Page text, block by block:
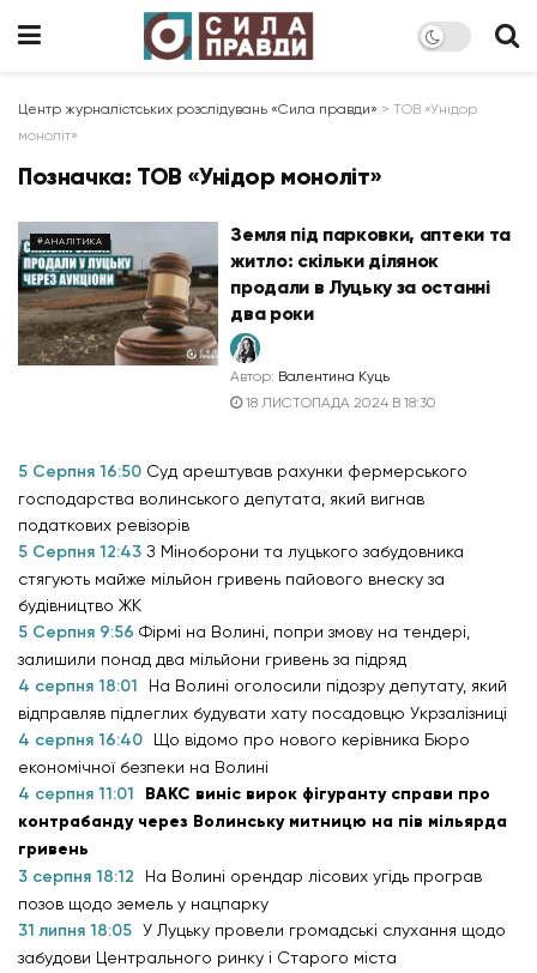
Центр журналістських розслідувань «Сила правди» > ТОВ «Унідор
моноліт»
Позначка: ТОВ «Унідор моноліт»
#АНАЛІТИКА
Земля під парковки, аптеки та
житло: скільки ділянок
продали в Луцьку за останні
два роки
Автор: Валентина Куць
18 ЛИСТОПАДА 2024 В 18:30
5 Серпня 16:50 Суд арештував рахунки фермерського
господарства волинського депутата, який вигнав
податкових ревізорів
5 Серпня 12:43 З Міноборони та луцького забудовника
стягують майже мільйон гривень пайового внеску за
будівництво ЖК
5 Серпня 9:56 Фірмі на Волині, попри змову на тендері,
залишили понад два мільйони гривень за підряд
4 серпня 18:01
На Волині оголосили підозру депутату, який
відправляв підлеглих будувати хату посадовцю Укрзалізниці
4 серпня 16:40
Що відомо про нового керівника Бюро
економічної безпеки на Волині
4 серпня 11:01
ВАКС виніс вирок фігуранту справи про
контрабанду через Волинську митницю на пів мільярда
гривень
3 серпня 18:12
На Волині орендар лісових угідь програв
позов щодо земель у нацпарку
31 липня 18:05 У Луцьку провели громадські слухання щодо
забудови Центрального ринку і Старого міста